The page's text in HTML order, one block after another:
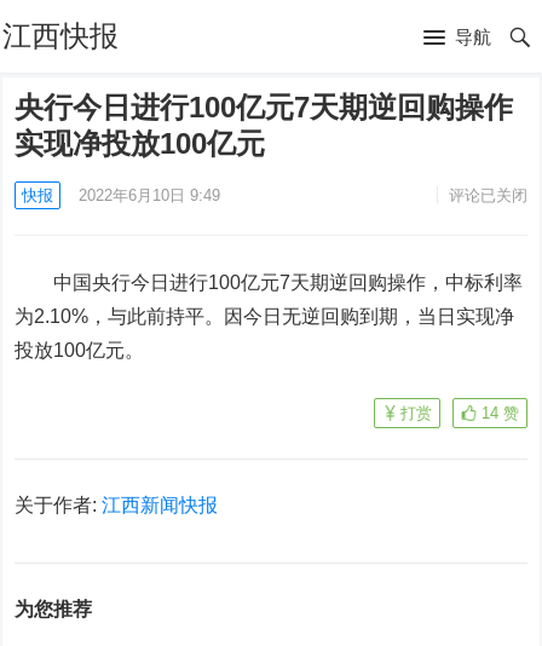
江西快报 导航
央行今日进行100亿元7天期逆回购操作
实现净投放100亿元
快报 2022年6月10日 9:49 评论已关闭
中国央行今日进行100亿元7天期逆回购操作，中标利率
为2.10%，与此前持平。因今日无逆回购到期，当日实现净
投放100亿元。
14 赞
打赏
关于作者:江西新闻快报
为您推荐